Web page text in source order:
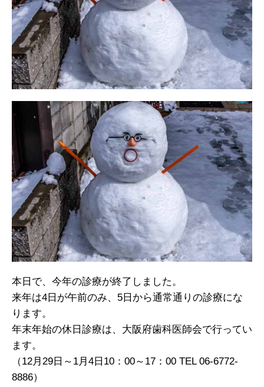
本日で、今年の診療が終了しました。
来年は4日が午前のみ、5日から通常通りの診療にな
ります。
年末年始の休日診療は、大阪府歯科医師会で行ってい
ます。
（12月29日～1月4日10：00～17：00 TEL 06-6772-
8886）